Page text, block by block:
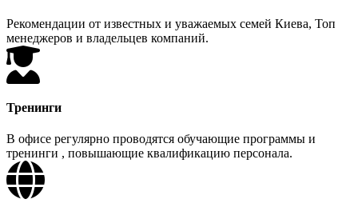
Рекомендации от известных и уважаемых семей Киева, Топ
менеджеров и владельцев компаний.
Тренинги
В офисе регулярно проводятся обучающие программы и
тренинги , повышающие квалификацию персонала.